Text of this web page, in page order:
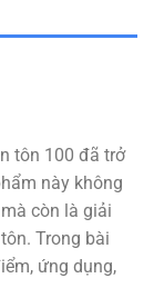
tôn 100 đã trở
này không
còn là giải
Trong bài
ứng dụng,